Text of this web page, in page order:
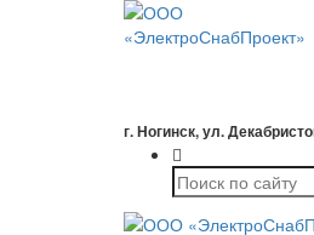
г. Ногинск, ул.